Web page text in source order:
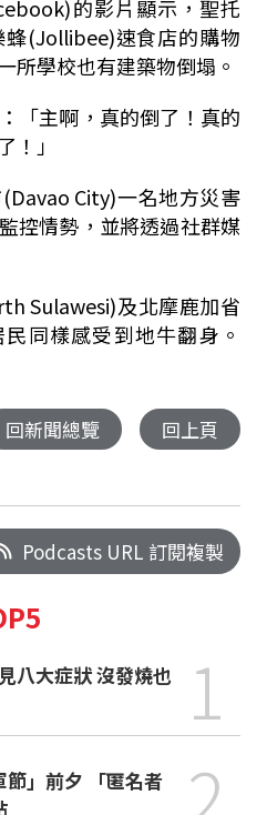
的影片顯示，聖托
(Jollibee)速食店的購物
所學校也有建築物倒塌。
「主啊，真的倒了！真的
！」
City)一名地方災害
控情勢，並將透過社群媒
Sulawesi)及北摩鹿加省
同樣感受到地牛翻身。
回新聞總覽 回上頁
Podcasts URL 訂閱複製
1
」前夕 「匿名者
2